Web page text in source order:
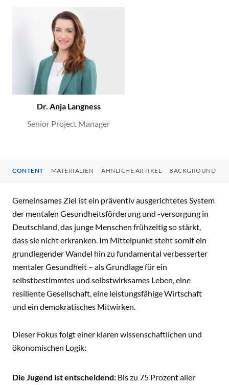
Dr. Anja Langness
Senior Project Manager
CONTENT MATERIALIEN ÄHNLICHE ARTIKEL BACKGROUND
CONTENT
Gemeinsames Ziel ist ein präventiv ausgerichtetes System
der mentalen Gesundheitsförderung und -versorgung in
Deutschland, das junge Menschen frühzeitig so stärkt,
dass sie nicht erkranken. Im Mittelpunkt steht somit ein
grundlegender Wandel hin zu fundamental verbesserter
mentaler Gesundheit – als Grundlage für ein
selbstbestimmtes und selbstwirksames Leben, eine
resiliente Gesellschaft, eine leistungsfähige Wirtschaft
und ein demokratisches Mitwirken.
Dieser Fokus folgt einer klaren wissenschaftlichen und
ökonomischen Logik:
Die Jugend ist entscheidend: Bis zu 75 Prozent aller